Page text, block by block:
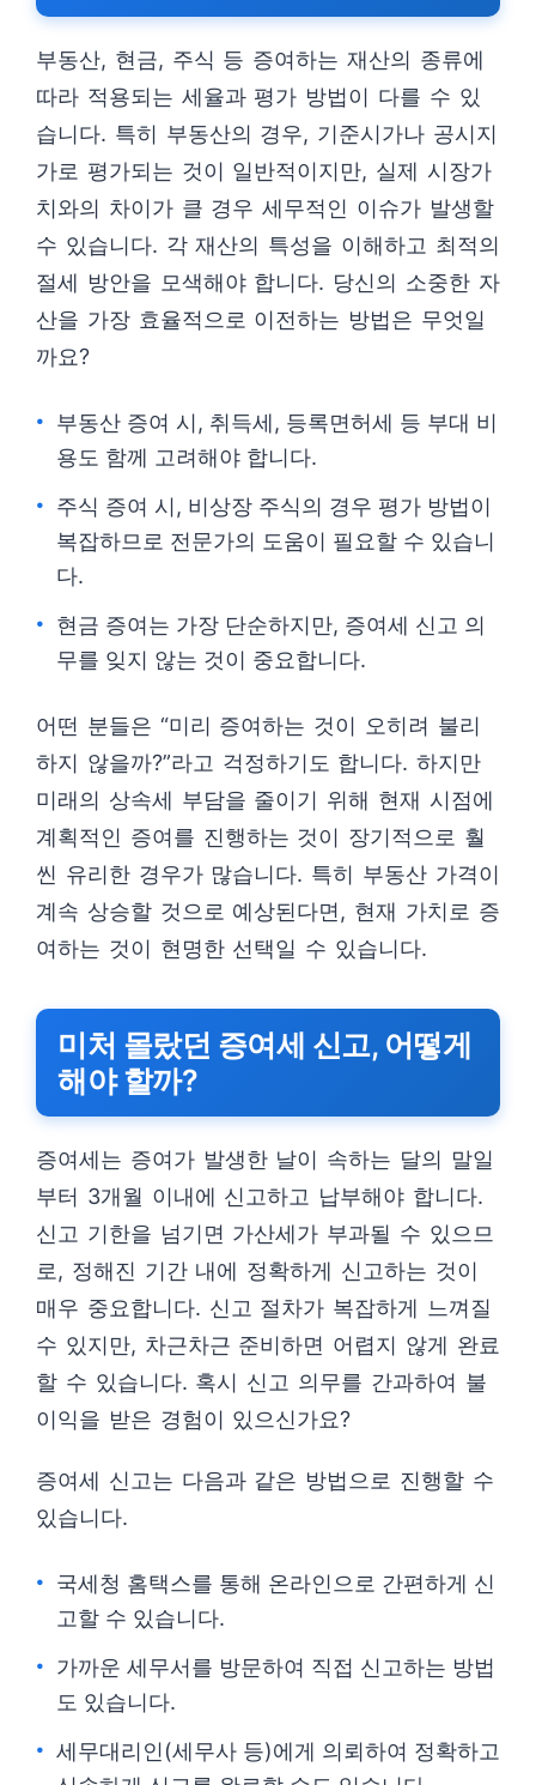
부동산, 현금, 주식 등 증여하는 재산의 종류에
따라 적용되는 세율과 평가 방법이 다를 수 있
습니다. 특히 부동산의 경우, 기준시가나 공시지
가로 평가되는 것이 일반적이지만, 실제 시장가
치와의 차이가 클 경우 세무적인 이슈가 발생할
수 있습니다. 각 재산의 특성을 이해하고 최적의
절세 방안을 모색해야 합니다. 당신의 소중한 자
산을 가장 효율적으로 이전하는 방법은 무엇일
까요?
부동산 증여 시, 취득세, 등록면허세 등 부대 비
용도 함께 고려해야 합니다.
주식 증여 시, 비상장 주식의 경우 평가 방법이
복잡하므로 전문가의 도움이 필요할 수 있습니
다.
현금 증여는 가장 단순하지만, 증여세 신고 의
무를 잊지 않는 것이 중요합니다.
어떤 분들은 “미리 증여하는 것이 오히려 불리
하지 않을까?”라고 걱정하기도 합니다. 하지만
미래의 상속세 부담을 줄이기 위해 현재 시점에
계획적인 증여를 진행하는 것이 장기적으로 훨
씬 유리한 경우가 많습니다. 특히 부동산 가격이
계속 상승할 것으로 예상된다면, 현재 가치로 증
여하는 것이 현명한 선택일 수 있습니다.
미처 몰랐던 증여세 신고, 어떻게
해야 할까?
증여세는 증여가 발생한 날이 속하는 달의 말일
부터 3개월 이내에 신고하고 납부해야 합니다.
신고 기한을 넘기면 가산세가 부과될 수 있으므
로, 정해진 기간 내에 정확하게 신고하는 것이
매우 중요합니다. 신고 절차가 복잡하게 느껴질
수 있지만, 차근차근 준비하면 어렵지 않게 완료
할 수 있습니다. 혹시 신고 의무를 간과하여 불
이익을 받은 경험이 있으신가요?
증여세 신고는 다음과 같은 방법으로 진행할 수
있습니다.
국세청 홈택스를 통해 온라인으로 간편하게 신
고할 수 있습니다.
가까운 세무서를 방문하여 직접 신고하는 방법
도 있습니다.
세무대리인(세무사 등)에게 의뢰하여 정확하고